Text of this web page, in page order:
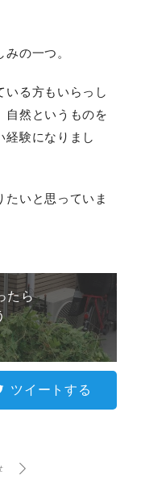
の一つ。
いる方もいらっし
自然というものを
経験になりまし
いと思っていま
たら
ツイートする